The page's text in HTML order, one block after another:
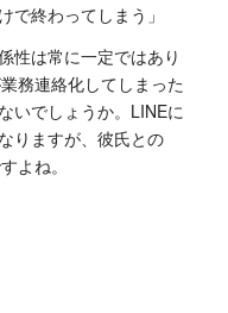
で終わってしまう」
性は常に一定ではあり
務連絡化してしまった
いでしょうか。LINEに
りますが、彼氏との
よね。